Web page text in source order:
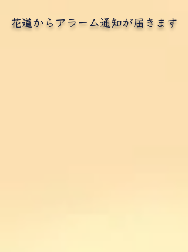
花道からアラーム通知が届きます